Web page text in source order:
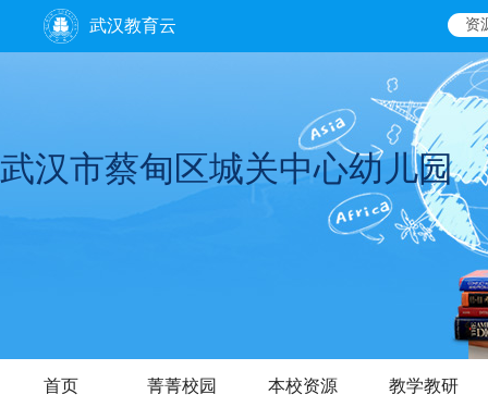
武汉教育云 资
武汉市蔡甸区城关中心幼儿园
首页 菁菁校园 本校资源 教学教研